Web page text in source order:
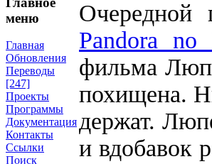
меню
Главная
Обновления
Переводы
[247]
Проекты
Программы
Документация
Контакты
Ссылки
Поиск
Очередной
Pandora no
фильма
похищена.
держат.
и вдобавок